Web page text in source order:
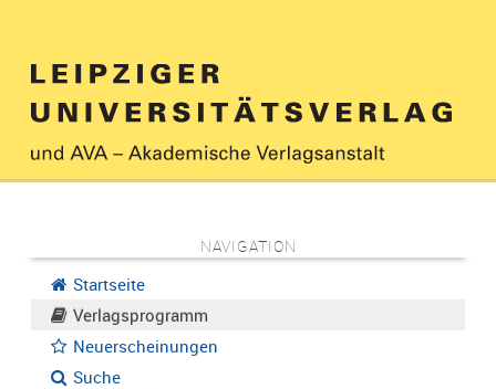
NAVIGATION
Startseite
Verlagsprogramm
Neuerscheinungen
Suche